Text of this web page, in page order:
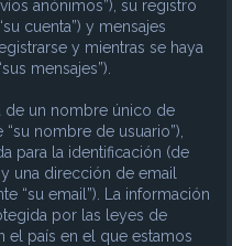
anónimos”), su registro
cuenta”) y mensajes
y mientras se haya
mensajes”).
de un nombre único de
nombre de usuario”),
para la identificación (de
una dirección de email
“su email”). La información
por las leyes de
el país en el que estamos